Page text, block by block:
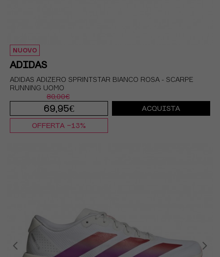
NUOVO
ADIDAS
ADIDAS ADIZERO SPRINTSTAR BIANCO ROSA - SCARPE
RUNNING UOMO
80,00€
69,95€
EUR 44 / UK 9,5 EUR 44 2/3 / UK 10
EUR 45 1/3 / UK 10,5
ACQUISTA
OFFERTA -13%